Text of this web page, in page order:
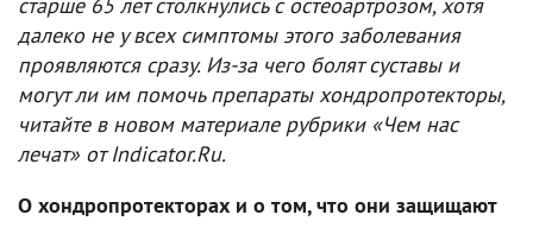
далеко не у всех симптомы этого заболевания
проявляются сразу. Из-за чего болят суставы и
могут ли им помочь препараты хондропротекторы,
читайте в новом материале рубрики «Чем нас
лечат» от Indicator.Ru.
О хондропротекторах и о том, что они защищают